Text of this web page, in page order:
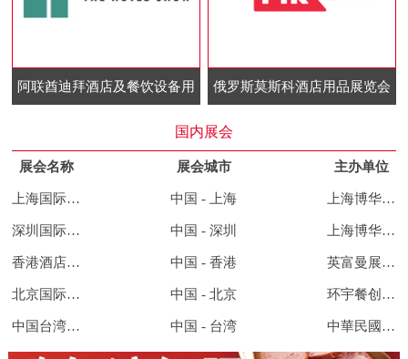
阿联酋迪拜酒店及餐饮设备用 俄罗斯莫斯科酒店用品展览会
国内展会
展会名称 展会城市 主办单位
上海国际酒店及餐饮业博览会 中国 - 上海 上海博华国际展览有限公司
深圳国际酒店及餐饮业博览会 中国 - 深圳 上海博华国际展览有限公司
香港酒店用品及餐饮展览会 中国 - 香港 英富曼展览集团
北京国际餐饮连锁加盟展览会 中国 - 北京 环宇餐创展览集团
中国台湾酒店用品及餐饮展览会 中国 - 台湾 中華民國對外貿易發展協會、展昭國際企業股份有限公司